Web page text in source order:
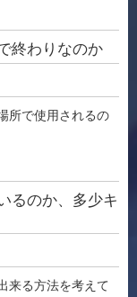
終わりなのか
所で使用されるの
るのか、多少キ
来る方法を考えて